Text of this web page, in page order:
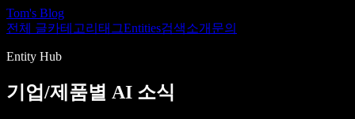
Tom's Blog
전체 글카테고리 태그Entities검색소개 문의
Entity Hub
기업/제품별 AI 소식